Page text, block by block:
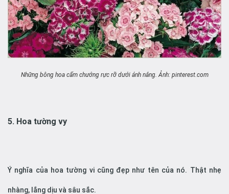
Những bông hoa cẩm chướng rực rỡ dưới ánh nắng. Ảnh: pinterest.com
5. Hoa tường vy
Ý nghĩa của hoa tường vi cũng đẹp như tên của nó. Thật nhẹ
nhàng, lắng dịu và sâu sắc.